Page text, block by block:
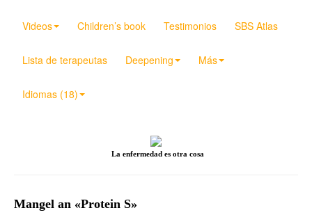
Videos Children’s book Testimonios SBS Atlas
Lista de terapeutas Deepening Más
Idiomas (18)
La enfermedad es otra cosa
Mangel an «Protein S»